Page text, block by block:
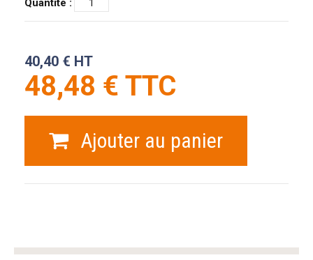
Quantité :
40,40 € HT
48,48 € TTC
Ajouter au panier
tag